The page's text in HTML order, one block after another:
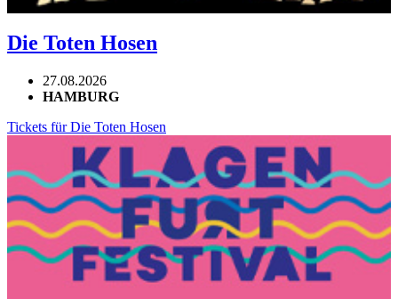
Die Toten Hosen
27.08.2026
HAMBURG
Tickets für Die Toten Hosen